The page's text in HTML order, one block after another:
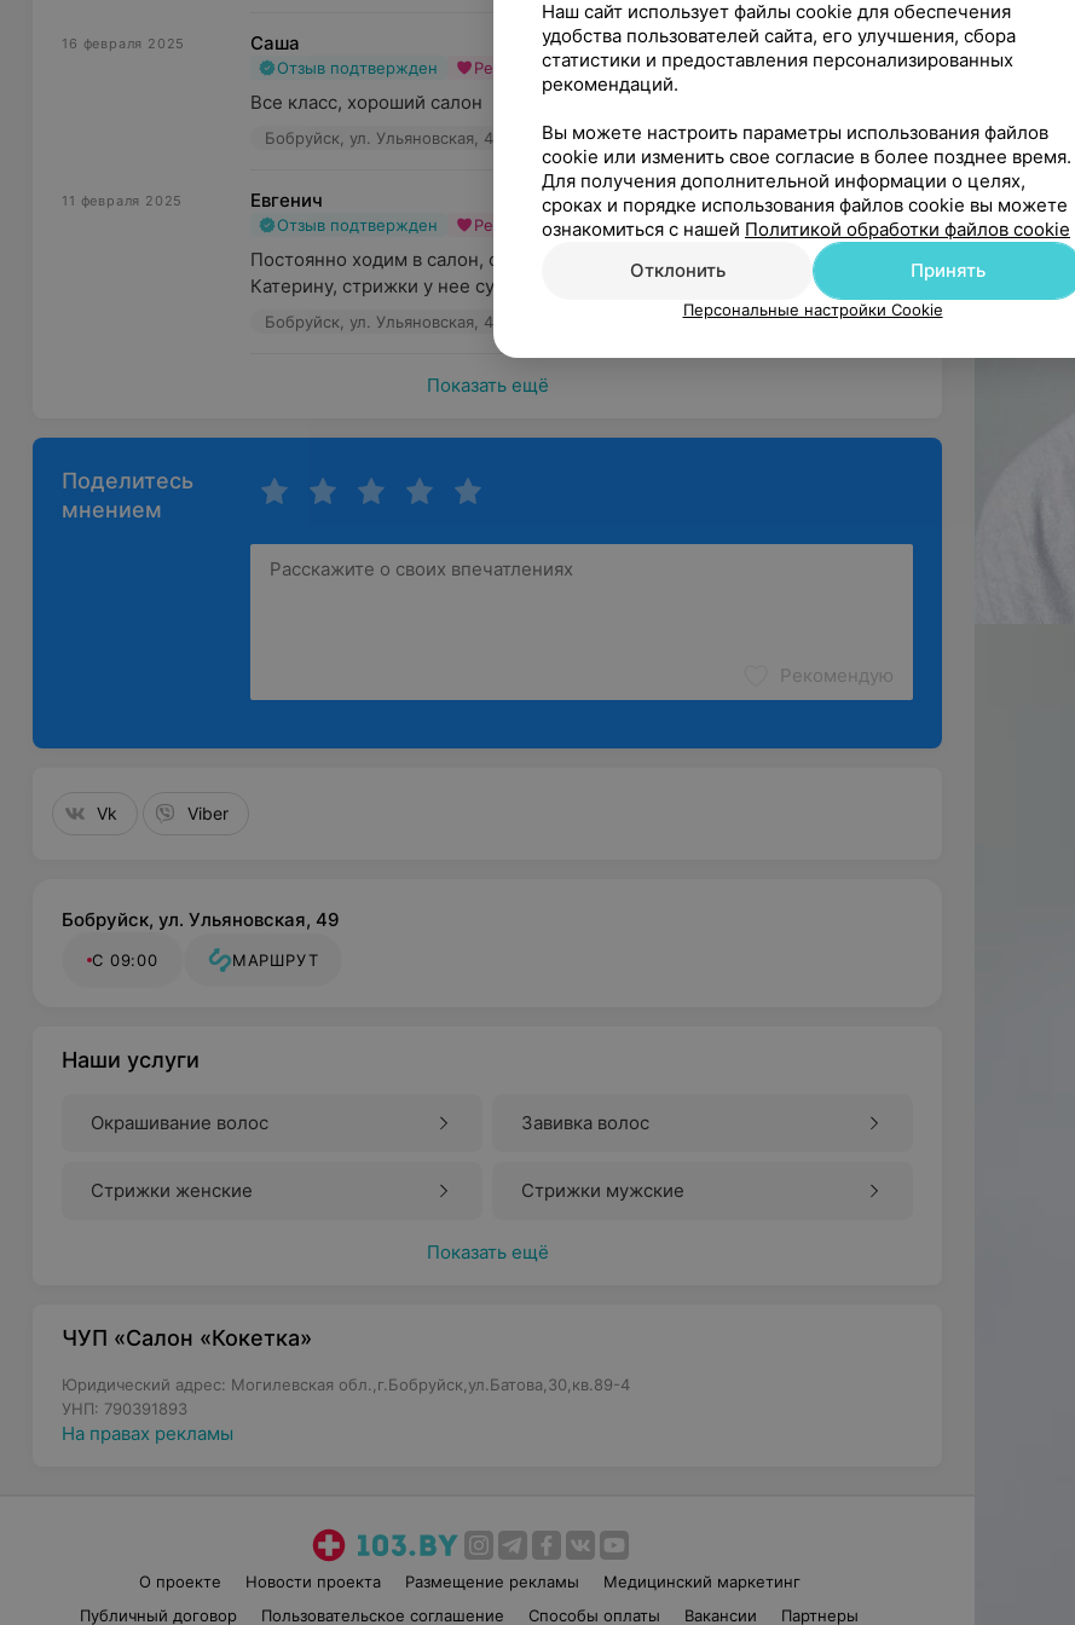
16 февраля 2025 Саша
Отзыв подтвержден Рекомендую
Все класс, хороший салон
Бобруйск, ул. Ульяновская, 49
11 февраля 2025 Евгенич
Отзыв подтвержден Рекомендую
Постоянно ходим в салон, очень нравится. Особенно рекомендую мастера
Катерину, стрижки у нее супер
Бобруйск, ул. Ульяновская, 49
Показать ещё
Поделитесь
мнением
Рекомендую
Vk Viber
Бобруйск, ул. Ульяновская, 49
С 09:00 МАРШРУТ
Наши услуги
Окрашивание волос Завивка волос
Стрижки женские Стрижки мужские
Показать ещё
ЧУП «Салон «Кокетка»
Юридический адрес: Могилевская обл.,г.Бобруйск,ул.Батова,30,кв.89-4
УНП: 790391893
На правах рекламы
О проекте Новости проекта Размещение рекламы
Медицинский маркетинг
Публичный договор
Пользовательское соглашение Способы оплаты Вакансии Партнеры
Наш сайт использует файлы cookie для обеспечения
удобства пользователей сайта, его улучшения, сбора
статистики и предоставления персонализированных
рекомендаций.
Вы можете настроить параметры использования файлов
cookie или изменить свое согласие в более позднее время.
Для получения дополнительной информации о целях,
сроках и порядке использования файлов cookie вы можете
ознакомиться с нашей Политикой обработки файлов cookie
Отклонить
Принять
Персональные настройки Cookie